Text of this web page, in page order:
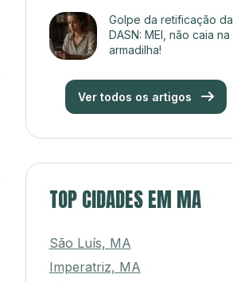
Golpe da retificação da
DASN: MEI, não caia na
armadilha!
Ver todos os artigos
TOP CIDADES EM MA
São Luís, MA
Imperatriz, MA